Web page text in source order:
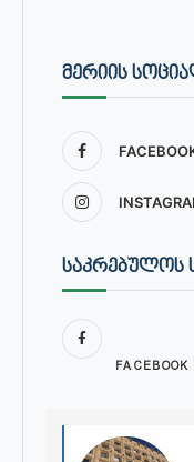
ᲛᲔᲠᲘᲘᲡ
ᲡᲐᲙᲠᲔᲑᲣᲚᲝᲡ
FACEBOOK